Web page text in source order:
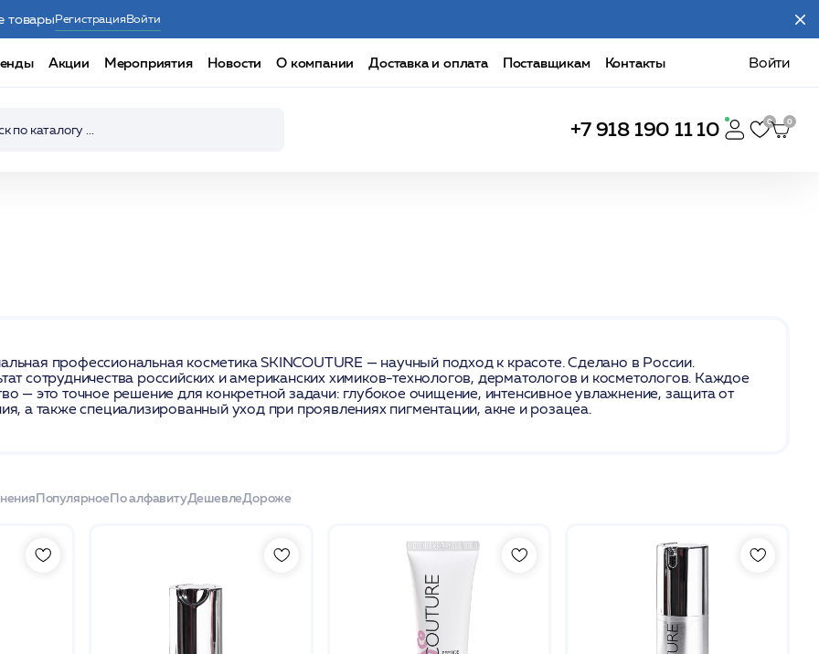
товарыРегистрацияВойти
Акции Мероприятия Новости О компании Доставка и оплата Поставщикам Контакты Войти
+7 918 190 11 10
профессиональная косметика SKINCOUTURE — научный подход к красоте. Сделано в России.
сотрудничества российских и американских химиков-технологов, дерматологов и косметологов. Каждое
— это точное решение для конкретной задачи: глубокое очищение, интенсивное увлажнение, защита от
а также специализированный уход при проявлениях пигментации, акне и розацеа.
ПопулярноеПо алфавитуДешевлеДороже